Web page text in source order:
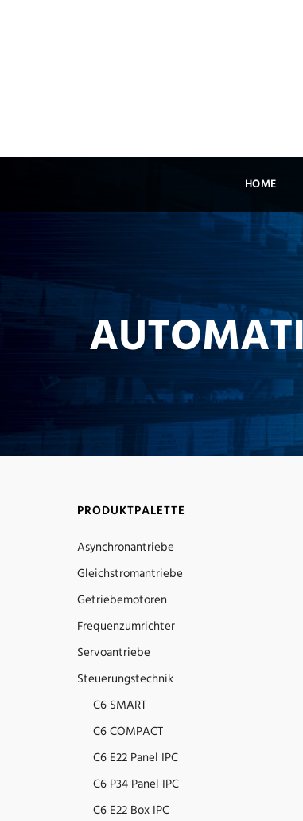
HOME
PRODUKTPALETTE
Asynchronantriebe
Gleichstromantriebe
Getriebemotoren
Frequenzumrichter
Servoantriebe
Steuerungstechnik
C6 SMART
C6 COMPACT
C6 E22 Panel IPC
C6 P34 Panel IPC
C6 E22 Box IPC